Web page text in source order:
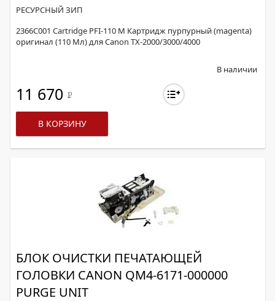
РЕСУРСНЫЙ ЗИП
2366C001 Cartridge PFI-110 M Картридж пурпурный (magenta)
оригинал (110 Мл) для Canon TX-2000/3000/4000
В наличии
11 670 Р
В КОРЗИНУ
БЛОК ОЧИСТКИ ПЕЧАТАЮЩЕЙ
ГОЛОВКИ CANON QM4-6171-000000
PURGE UNIT